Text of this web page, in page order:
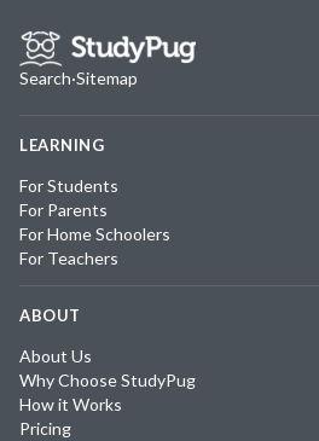
Search·Sitemap
LEARNING
For Students
For Parents
For Home Schoolers
For Teachers
ABOUT
About Us
Why Choose StudyPug
How it Works
Pricing